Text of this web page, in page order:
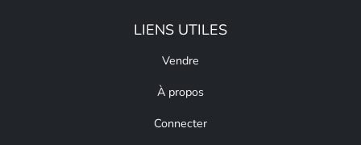
LIENS UTILES
Vendre
À propos
Connecter